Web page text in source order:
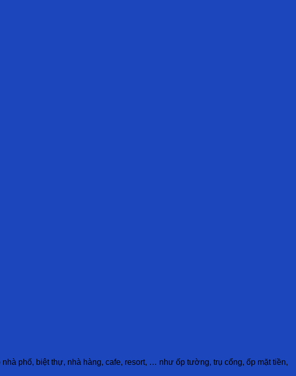
phố, biệt thự, nhà hàng, cafe, resort, … như ốp tường, trụ cổng, ốp mặt tiền,